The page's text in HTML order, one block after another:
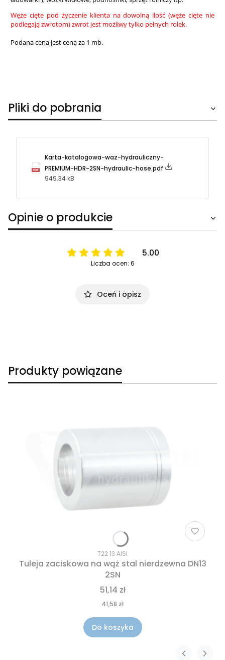
Węże cięte pod życzenie klienta na dowolną ilość (węże cięte nie
podlegają zwrotom) zwrot jest możliwy tylko pełnych rolek.
Podana cena jest ceną za 1 mb.
Pliki do pobrania
Karta-katalogowa-waz-hydrauliczny-
PREMIUM-HDR-2SN-hydraulic-hose.pdf
949.34 kB
Opinie o produkcie
5.00
Liczba ocen: 6
Oceń i opisz
Produkty powiązane
T22 13 AISI
Tuleja zaciskowa na wąż stal nierdzewna DN13
2SN
51,14 zł
41,58 zł
Do koszyka